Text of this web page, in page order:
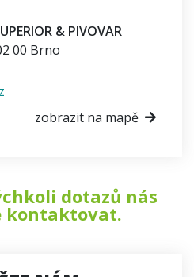
& PIVOVAR
00 Brno
zobrazit na mapě
dotazů nás
kontaktovat.